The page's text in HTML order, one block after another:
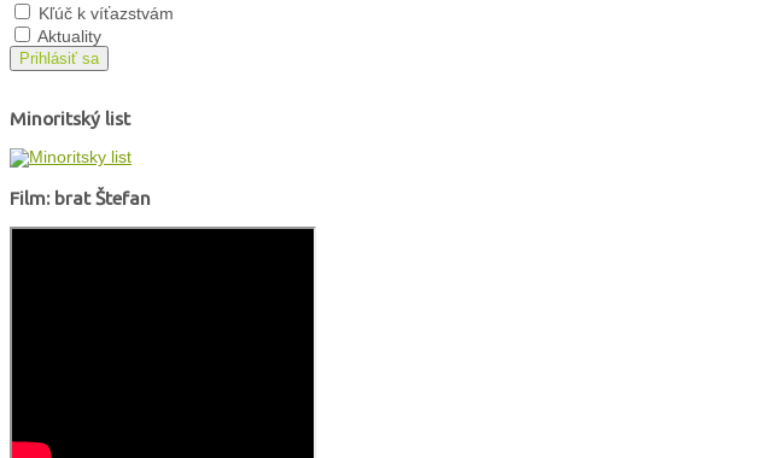
Kľúč k víťazstvám
Aktuality
Prihlásiť sa
Minoritský list
Film: brat Štefan